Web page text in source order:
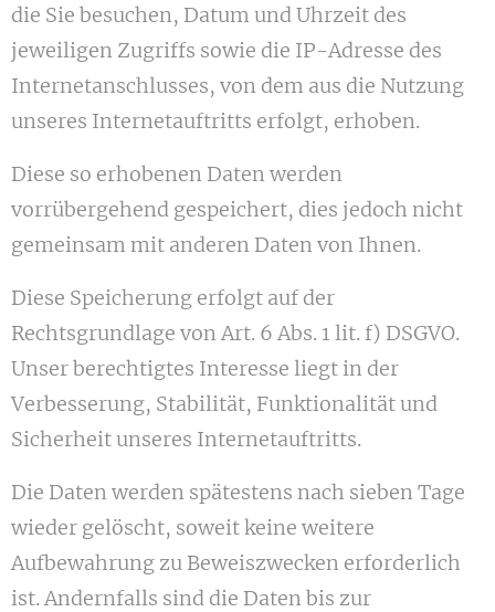
die Sie besuchen, Datum und Uhrzeit des
jeweiligen Zugriffs sowie die IP-Adresse des
Internetanschlusses, von dem aus die Nutzung
unseres Internetauftritts erfolgt, erhoben.
Diese so erhobenen Daten werden
vorrübergehend gespeichert, dies jedoch nicht
gemeinsam mit anderen Daten von Ihnen.
Diese Speicherung erfolgt auf der
Rechtsgrundlage von Art. 6 Abs. 1 lit. f) DSGVO.
Unser berechtigtes Interesse liegt in der
Verbesserung, Stabilität, Funktionalität und
Sicherheit unseres Internetauftritts.
Die Daten werden spätestens nach sieben Tage
wieder gelöscht, soweit keine weitere
Aufbewahrung zu Beweiszwecken erforderlich
ist. Andernfalls sind die Daten bis zur